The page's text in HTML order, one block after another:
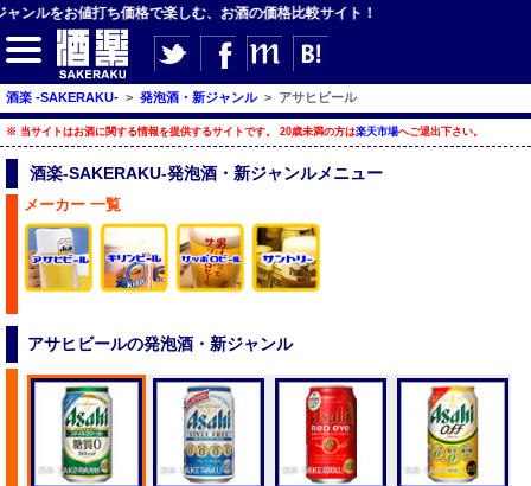
をお値打ち価格で楽しむ、お酒の価格比較サイト！
【サイト内検索】
検索
【ジャンルメニュー】
ビール
発泡酒・新ジャンル
チューハイ・カクテル
ハイボール・水割り
梅酒
酒楽 -SAKERAKU- > 発泡酒・新ジャンル > アサヒビール
※ 当サイトはお酒に関する情報を提供するサイトです。 20歳未満の方は楽天市場へご退出下さい。
酒楽-SAKERAKU-発泡酒・新ジャンルメニュー
メーカー 一覧
アサヒビールの発泡酒・新ジャンル